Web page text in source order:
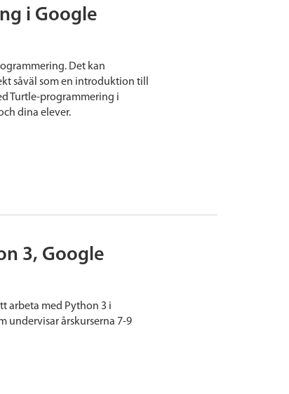
i Google
Det kan
såväl som en introduktion till
Turtle-programmering i
dina elever.
3, Google
arbeta med Python 3 i
undervisar årskurserna 7-9